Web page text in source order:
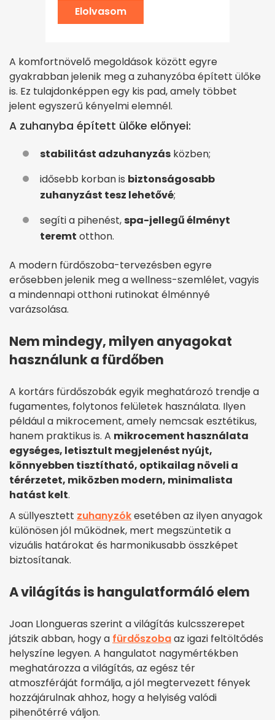
Elolvasom
A komfortnövelő megoldások között egyre
gyakrabban jelenik meg a zuhanyzóba épített ülőke
is. Ez tulajdonképpen egy kis pad, amely többet
jelent egyszerű kényelmi elemnél.
A zuhanyba épített ülőke előnyei:
stabilitást adzuhanyzás közben;
idősebb korban is biztonságosabb
zuhanyzást tesz lehetővé;
segíti a pihenést, spa-jellegű élményt
teremt otthon.
A modern fürdőszoba-tervezésben egyre
erősebben jelenik meg a wellness-szemlélet, vagyis
a mindennapi otthoni rutinokat élménnyé
varázsolása.
Nem mindegy, milyen anyagokat
használunk a fürdőben
A kortárs fürdőszobák egyik meghatározó trendje a
fugamentes, folytonos felületek használata. Ilyen
például a mikrocement, amely nemcsak esztétikus,
hanem praktikus is. A mikrocement használata
egységes, letisztult megjelenést nyújt,
könnyebben tisztítható, optikailag növeli a
térérzetet, miközben modern, minimalista
hatást kelt.
A süllyesztett zuhanyzókesetében az ilyen anyagok
különösen jól működnek, mert megszüntetik a
vizuális határokat és harmonikusabb összképet
biztosítanak.
A világítás is hangulatformáló elem
Joan Llongueras szerint a világítás kulcsszerepet
játszik abban, hogy a fürdőszobaaz igazi feltöltődés
helyszíne legyen. A hangulatot nagymértékben
meghatározza a világítás, az egész tér
atmoszféráját formálja, a jól megtervezett fények
hozzájárulnak ahhoz, hogy a helyiség valódi
pihenőtérré váljon.